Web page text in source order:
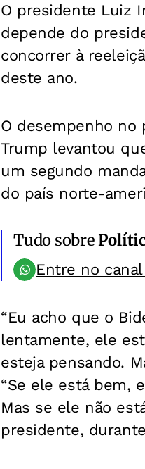
O presidente Luiz
depende do
concorrer à
deste ano.
O desempenho no
Trump levantou
um segundo
do país norte-
Tudo sobre
Entre no
“Eu acho que o
lentamente, ele
esteja pensando.
“Se ele está bem,
Mas se ele não
presidente,